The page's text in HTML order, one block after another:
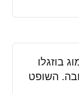
בוזגלו
השופט